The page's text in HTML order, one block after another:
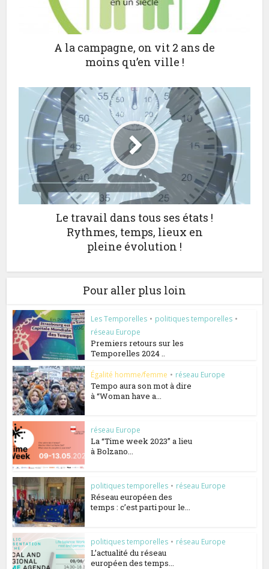
A la campagne, on vit 2 ans de
moins qu’en ville !
Le travail dans tous ses états !
Rythmes, temps, lieux en
pleine évolution !
Pour aller plus loin
Les Temporelles • politiques temporelles •
réseau Europe
Premiers retours sur les
Temporelles 2024 ..
Égalité homme/femme • réseau Europe
Tempo aura son mot à dire
à “Woman have a...
réseau Europe
La “Time week 2023” a lieu
à Bolzano...
politiques temporelles • réseau Europe
Réseau européen des
temps : c’est parti pour le...
politiques temporelles • réseau Europe
L’actualité du réseau
européen des temps...